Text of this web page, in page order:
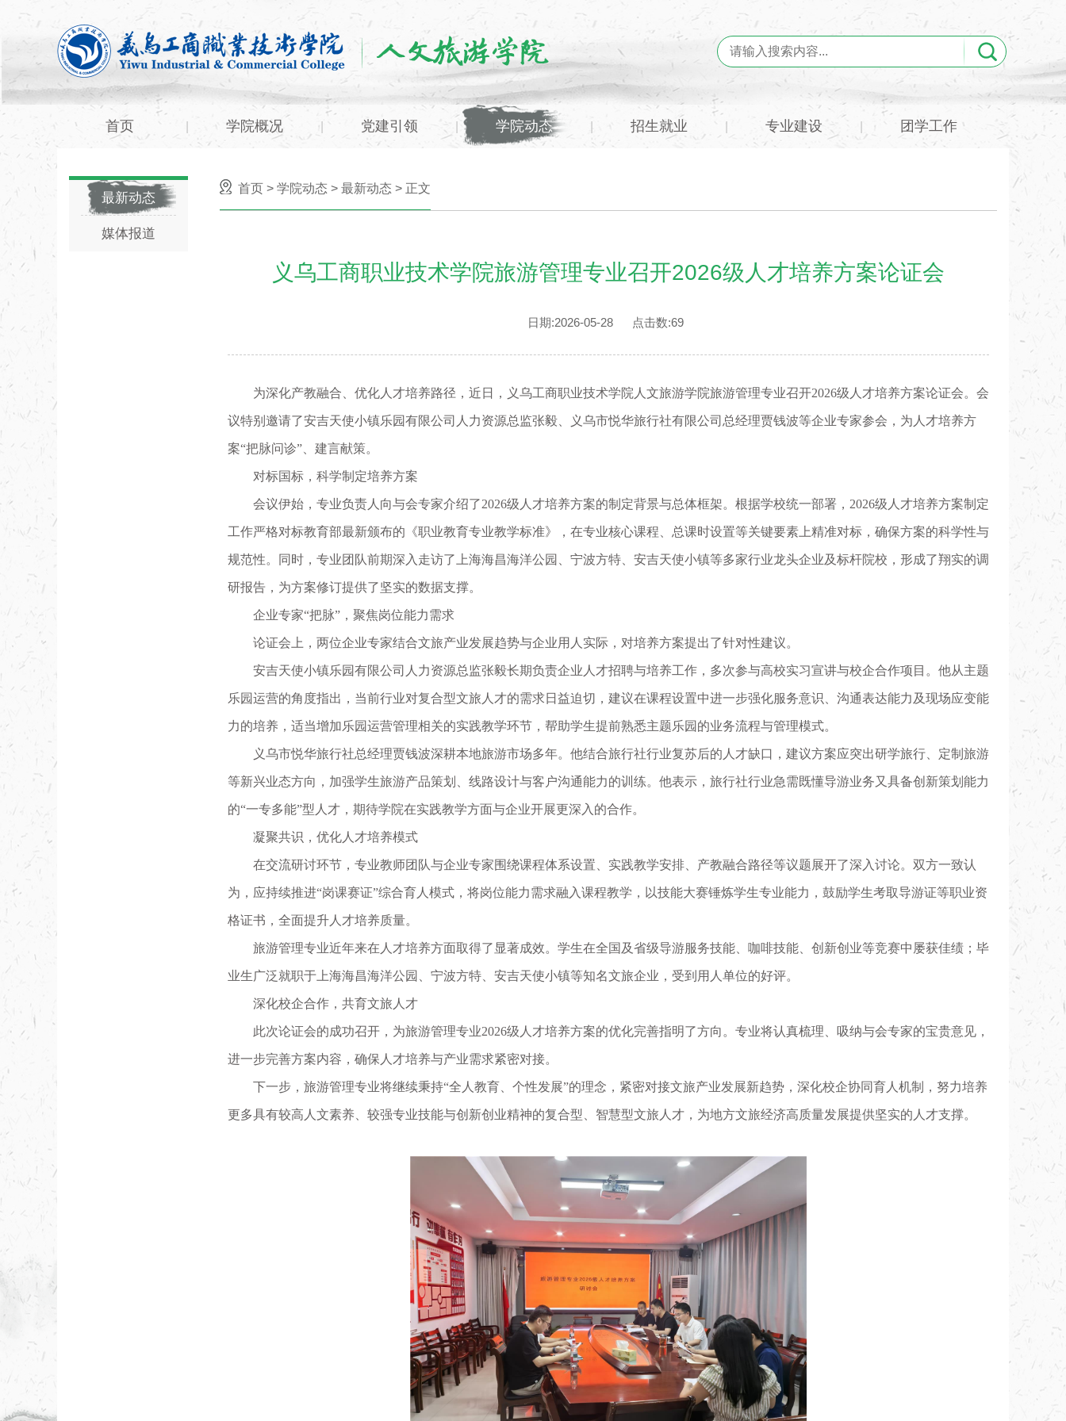
首页 学院概况 党建引领 学院动态 招生就业 专业建设 团学工作
最新动态
媒体报道
首页 > 学院动态 > 最新动态 > 正文
义乌工商职业技术学院旅游管理专业召开2026级人才培养方案论证会
日期:2026-05-28 点击数:69
为深化产教融合、优化人才培养路径，近日，义乌工商职业技术学院人文旅游学院旅游管理专业召开2026级人才培养方案论证会。会
议特别邀请了安吉天使小镇乐园有限公司人力资源总监张毅、义乌市悦华旅行社有限公司总经理贾钱波等企业专家参会，为人才培养方
案“把脉问诊”、建言献策。
对标国标，科学制定培养方案
会议伊始，专业负责人向与会专家介绍了2026级人才培养方案的制定背景与总体框架。根据学校统一部署，2026级人才培养方案制定
工作严格对标教育部最新颁布的《职业教育专业教学标准》，在专业核心课程、总课时设置等关键要素上精准对标，确保方案的科学性与
规范性。同时，专业团队前期深入走访了上海海昌海洋公园、宁波方特、安吉天使小镇等多家行业龙头企业及标杆院校，形成了翔实的调
研报告，为方案修订提供了坚实的数据支撑。
企业专家“把脉”，聚焦岗位能力需求
论证会上，两位企业专家结合文旅产业发展趋势与企业用人实际，对培养方案提出了针对性建议。
安吉天使小镇乐园有限公司人力资源总监张毅长期负责企业人才招聘与培养工作，多次参与高校实习宣讲与校企合作项目 。他从主题
乐园运营的角度指出，当前行业对复合型文旅人才的需求日益迫切，建议在课程设置中进一步强化服务意识、沟通表达能力及现场应变能
力的培养，适当增加乐园运营管理相关的实践教学环节，帮助学生提前熟悉主题乐园的业务流程与管理模式。
义乌市悦华旅行社总经理贾钱波深耕本地旅游市场多年。他结合旅行社行业复苏后的人才缺口，建议方案应突出研学旅行、定制旅游
等新兴业态方向，加强学生旅游产品策划、线路设计与客户沟通能力的训练。他表示，旅行社行业急需既懂导游业务又具备创新策划能力
的“一专多能”型人才，期待学院在实践教学方面与企业开展更深入的合作。
凝聚共识，优化人才培养模式
在交流研讨环节，专业教师团队与企业专家围绕课程体系设置、实践教学安排、产教融合路径等议题展开了深入讨论。双方一致认
为，应持续推进“岗课赛证”综合育人模式，将岗位能力需求融入课程教学，以技能大赛锤炼学生专业能力，鼓励学生考取导游证等职业资
格证书，全面提升人才培养质量。
旅游管理专业近年来在人才培养方面取得了显著成效。学生在全国及省级导游服务技能、咖啡技能、创新创业等竞赛中屡获佳绩；毕
业生广泛就职于上海海昌海洋公园、宁波方特、安吉天使小镇等知名文旅企业，受到用人单位的好评。
深化校企合作，共育文旅人才
此次论证会的成功召开，为旅游管理专业2026级人才培养方案的优化完善指明了方向。专业将认真梳理、吸纳与会专家的宝贵意见，
进一步完善方案内容，确保人才培养与产业需求紧密对接。
下一步，旅游管理专业将继续秉持“全人教育、个性发展”的理念，紧密对接文旅产业发展新趋势，深化校企协同育人机制，努力培养
更多具有较高人文素养、较强专业技能与创新创业精神的复合型、智慧型文旅人才，为地方文旅经济高质量发展提供坚实的人才支撑。